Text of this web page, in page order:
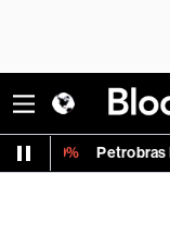
PN 42.14